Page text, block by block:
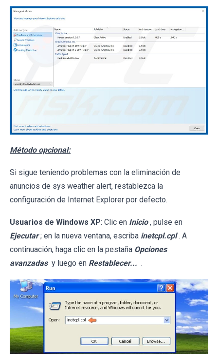
Método opcional:
Si sigue teniendo problemas con la eliminación de
anuncios de sys weather alert, restablezca la
configuración de Internet Explorer por defecto.
Usuarios de Windows XP: Clic en Inicio , pulse en
Ejecutar ; en la nueva ventana, escriba inetcpl.cpl . A
continuación, haga clic en la pestaña Opciones
avanzadas y luego en Restablecer... .